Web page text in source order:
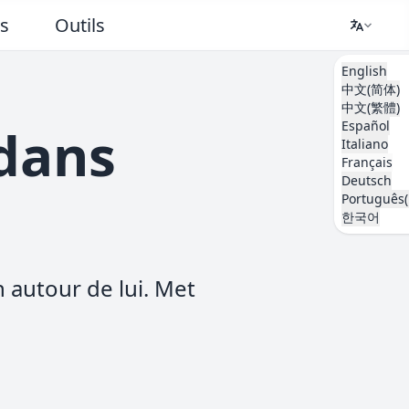
Outils
English
中文(简体)
中文(繁體)
Español
Italiano
Français
Deutsch
한국어
autour de lui. Met